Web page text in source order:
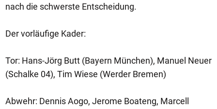
nach die schwerste Entscheidung.
Der vorläufige Kader:
Tor: Hans-Jörg Butt (Bayern München), Manuel Neuer
(Schalke 04), Tim Wiese (Werder Bremen)
Abwehr: Dennis Aogo, Jerome Boateng, Marcell